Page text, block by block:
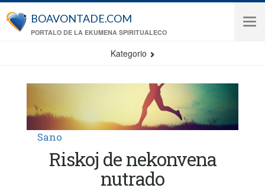
Skip to main content
BOAVONTADE.COM
PORTALO DE LA EKUMENA SPIRITUALECO
Kategorio
Sano
Riskoj de nekonvena
nutrado